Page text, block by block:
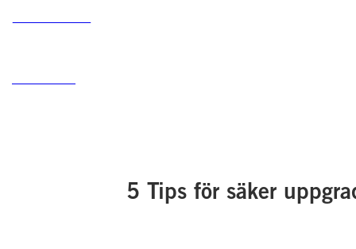
5 Tips för säker